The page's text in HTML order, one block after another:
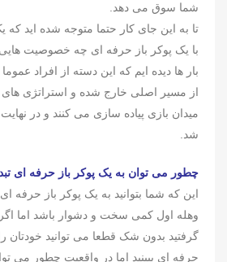
شما سوق می دهد.
تا به این جای کار حتما متوجه شده اید
با یک پوکر باز حرفه ای چه خصوصیت
بار ها دیده ایم که این دسته از افراد
از مسیر اصلی خارج شده و استراتژی های
میدان بازی پیاده سازی می کنند و در
شد.
چطور می توان به یک پوکر باز حرفه ای
این که شما بتوانید به یک پوکر باز حرفه
وهله اول کمی سخت و دشوار باشد اما
گرفتید بدون شک قطعا می توانید خودتان
حرفه ای ببینید اما در واقعیت چطور می